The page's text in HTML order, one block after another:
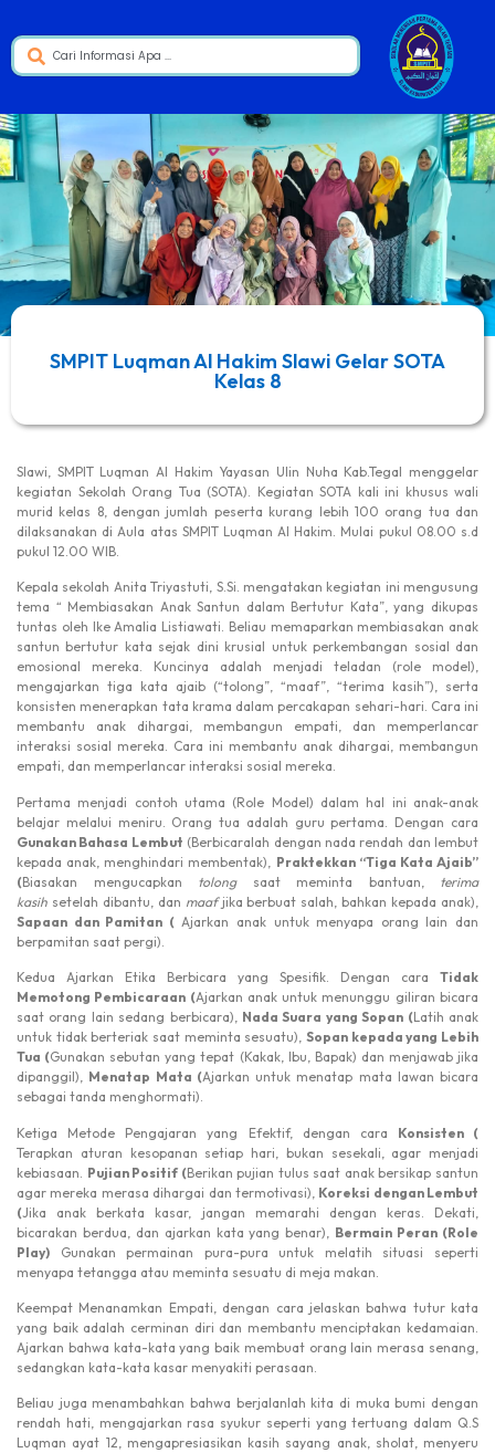
SMPIT Luqman Al Hakim Slawi Gelar SOTA
Kelas 8
Slawi, SMPIT Luqman Al Hakim Yayasan Ulin Nuha Kab.Tegal menggelar
kegiatan Sekolah Orang Tua (SOTA). Kegiatan SOTA kali ini khusus wali
murid kelas 8, dengan jumlah peserta kurang lebih 100 orang tua dan
dilaksanakan di Aula atas SMPIT Luqman Al Hakim. Mulai pukul 08.00 s.d
pukul 12.00 WIB.
Kepala sekolah Anita Triyastuti, S.Si. mengatakan kegiatan ini mengusung
tema “ Membiasakan Anak Santun dalam Bertutur Kata”, yang dikupas
tuntas oleh Ike Amalia Listiawati. Beliau memaparkan membiasakan anak
santun bertutur kata sejak dini krusial untuk perkembangan sosial dan
emosional mereka. Kuncinya adalah menjadi teladan (role model),
mengajarkan tiga kata ajaib (“tolong”, “maaf”, “terima kasih”), serta
konsisten menerapkan tata krama dalam percakapan sehari-hari. Cara ini
membantu anak dihargai, membangun empati, dan memperlancar
interaksi sosial mereka. Cara ini membantu anak dihargai, membangun
empati, dan memperlancar interaksi sosial mereka.
Pertama menjadi contoh utama (Role Model) dalam hal ini anak-anak
belajar melalui meniru. Orang tua adalah guru pertama. Dengan cara
Gunakan Bahasa Lembut (Berbicaralah dengan nada rendah dan lembut
kepada anak, menghindari membentak), Praktekkan “Tiga Kata Ajaib”
(Biasakan mengucapkan tolongsaat meminta bantuan, terima
kasih setelah dibantu, dan maafjika berbuat salah, bahkan kepada anak),
Sapaan dan Pamitan ( Ajarkan anak untuk menyapa orang lain dan
berpamitan saat pergi).
Kedua Ajarkan Etika Berbicara yang Spesifik. Dengan cara Tidak
Memotong Pembicaraan (Ajarkan anak untuk menunggu giliran bicara
saat orang lain sedang berbicara), Nada Suara yang Sopan (Latih anak
untuk tidak berteriak saat meminta sesuatu), Sopan kepada yang Lebih
Tua (Gunakan sebutan yang tepat (Kakak, Ibu, Bapak) dan menjawab jika
dipanggil), Menatap Mata (Ajarkan untuk menatap mata lawan bicara
sebagai tanda menghormati).
Ketiga Metode Pengajaran yang Efektif, dengan cara Konsisten (
Terapkan aturan kesopanan setiap hari, bukan sesekali, agar menjadi
kebiasaan. Pujian Positif (Berikan pujian tulus saat anak bersikap santun
agar mereka merasa dihargai dan termotivasi), Koreksi dengan Lembut
(Jika anak berkata kasar, jangan memarahi dengan keras. Dekati,
bicarakan berdua, dan ajarkan kata yang benar), Bermain Peran (Role
Play) Gunakan permainan pura-pura untuk melatih situasi seperti
menyapa tetangga atau meminta sesuatu di meja makan.
Keempat Menanamkan Empati, dengan cara jelaskan bahwa tutur kata
yang baik adalah cerminan diri dan membantu menciptakan kedamaian.
Ajarkan bahwa kata-kata yang baik membuat orang lain merasa senang,
sedangkan kata-kata kasar menyakiti perasaan.
Beliau juga menambahkan bahwa berjalanlah kita di muka bumi dengan
rendah hati, mengajarkan rasa syukur seperti yang tertuang dalam Q.S
Luqman ayat 12, mengapresiasikan kasih sayang anak, sholat, menyeru